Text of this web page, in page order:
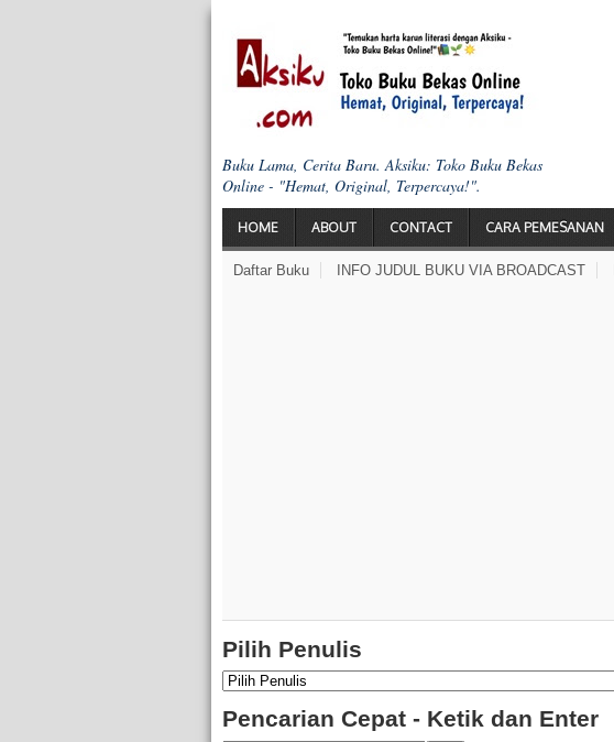
Buku Lama, Cerita Baru. Aksiku: Toko Buku Bekas
Online - "Hemat, Original, Terpercaya!".
HOME ABOUT CONTACT CARA PEMESANAN
Daftar Buku INFO JUDUL BUKU VIA BROADCAST
Pilih Penulis
Pencarian Cepat - Ketik dan Enter